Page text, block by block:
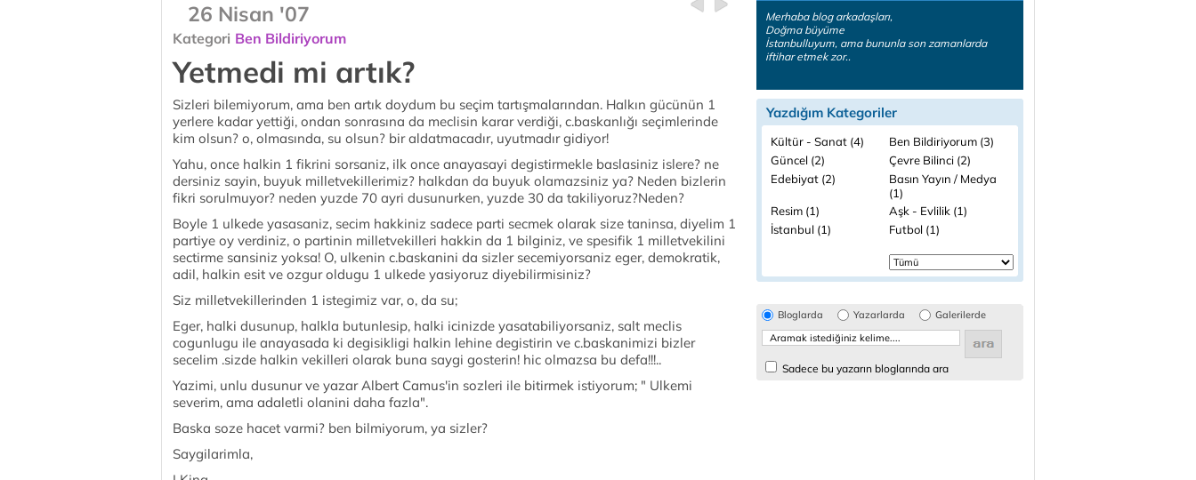
26 Nisan '07
Kategori Ben Bildiriyorum
Yetmedi mi artık?
Sizleri bilemiyorum, ama ben artık doydum bu seçim tartışmalarından. Halkın gücünün 1
yerlere kadar yettiği, ondan sonrasına da meclisin karar verdiği, c.baskanlığı seçimlerinde
kim olsun? o, olmasında, su olsun? bir aldatmacadır, uyutmadır gidiyor!
Yahu, once halkin 1 fikrini sorsaniz, ilk once anayasayi degistirmekle baslasiniz islere? ne
dersiniz sayin, buyuk milletvekillerimiz? halkdan da buyuk olamazsiniz ya? Neden bizlerin
fikri sorulmuyor? neden yuzde 70 ayri dusunurken, yuzde 30 da takiliyoruz?Neden?
Boyle 1 ulkede yasasaniz, secim hakkiniz sadece parti secmek olarak size taninsa, diyelim 1
partiye oy verdiniz, o partinin milletvekilleri hakkin da 1 bilginiz, ve spesifik 1 milletvekilini
sectirme sansiniz yoksa! O, ulkenin c.baskanini da sizler secemiyorsaniz eger, demokratik,
adil, halkin esit ve ozgur oldugu 1 ulkede yasiyoruz diyebilirmisiniz?
Siz milletvekillerinden 1 istegimiz var, o, da su;
Eger, halki dusunup, halkla butunlesip, halki icinizde yasatabiliyorsaniz, salt meclis
cogunlugu ile anayasada ki degisikligi halkin lehine degistirin ve c.baskanimizi bizler
secelim .sizde halkin vekilleri olarak buna saygi gosterin! hic olmazsa bu defa!!!..
Yazimi, unlu dusunur ve yazar Albert Camus'in sozleri ile bitirmek istiyorum; " Ulkemi
severim, ama adaletli olanini daha fazla".
Baska soze hacet varmi? ben bilmiyorum, ya sizler?
Saygilarimla,
Merhaba blog arkadaşları,
Doğma büyüme
İstanbulluyum, ama bununla son zamanlarda
iftihar etmek zor..
Yazdığım Kategoriler
Kültür - Sanat (4)
Ben Bildiriyorum (3)
Güncel (2)
Çevre Bilinci (2)
Edebiyat (2)
Basın Yayın / Medya
(1)
Resim (1)
Aşk - Evlilik (1)
İstanbul (1)
Futbol (1)
Bloglarda Yazarlarda Galerilerde
Sadece bu yazarın bloglarında ara